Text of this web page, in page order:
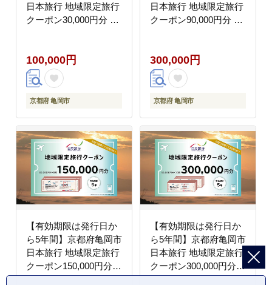
日本旅行 地域限定旅行
クーポン30,000円分 交
チケット ホテル 観光
おすすめ
100,000円
京都府 亀岡市
日本旅行 地域限定旅行
クーポン90,000円分 交
チケット ホテル 観光
おすすめ
300,000円
京都府 亀岡市
【有効期限は発行日か
ら5年間】京都府亀岡市
日本旅行 地域限定旅行
クーポン150,000円分
交通費利用可 旅行 トラ
【有効期限は発行日か
ら5年間】京都府亀岡市
日本旅行 地域限定旅行
クーポン300,000円分
交通費利用可 旅行 トラ